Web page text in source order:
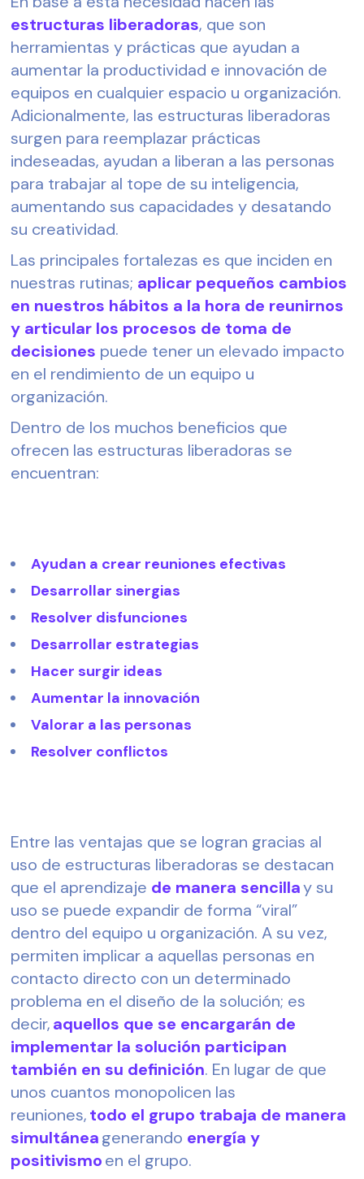
estructuras liberadoras, que son
herramientas y prácticas que ayudan a
aumentar la productividad e innovación de
equipos en cualquier espacio u organización.
Adicionalmente, las estructuras liberadoras
surgen para reemplazar prácticas
indeseadas, ayudan a liberan a las personas
para trabajar al tope de su inteligencia,
aumentando sus capacidades y desatando
su creatividad.
Las principales fortalezas es que inciden en
nuestras rutinas; aplicar pequeños cambios
en nuestros hábitos a la hora de reunirnos
y articular los procesos de toma de
decisiones puede tener un elevado impacto
en el rendimiento de un equipo u
organización.
Dentro de los muchos beneficios que
ofrecen las estructuras liberadoras se
encuentran:
Ayudan a crear reuniones efectivas
Desarrollar sinergias
Resolver disfunciones
Desarrollar estrategias
Hacer surgir ideas
Aumentar la innovación
Valorar a las personas
Resolver conflictos
Entre las ventajas que se logran gracias al
uso de estructuras liberadoras se destacan
que el aprendizaje de manera sencilla y su
uso se puede expandir de forma “viral”
dentro del equipo u organización. A su vez,
permiten implicar a aquellas personas en
contacto directo con un determinado
problema en el diseño de la solución; es
decir, aquellos que se encargarán de
implementar la solución participan
también en su definición. En lugar de que
unos cuantos monopolicen las
reuniones, todo el grupo trabaja de manera
simultánea generando energía y
positivismo en el grupo.